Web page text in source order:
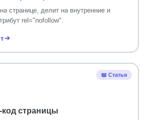
странице, делит на внутренние и
rel="nofollow".
код страницы
📖 Статья